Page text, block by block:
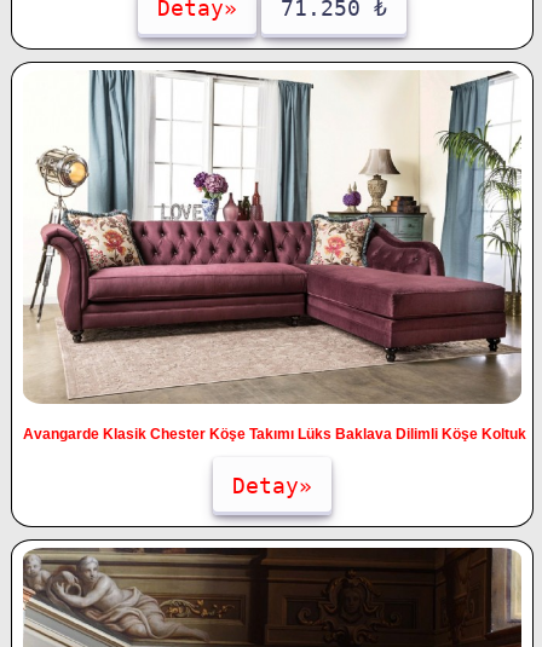
Detay» 71.250 ₺
Avangarde Klasik Chester Köşe Takımı Lüks Baklava Dilimli Köşe Koltuk
Detay»